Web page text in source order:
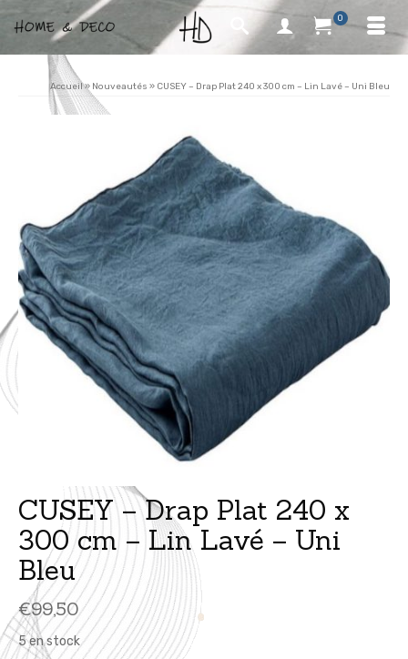
0
Accueil» Nouveautés » CUSEY – Drap Plat 240 x 300 cm – Lin Lavé – Uni Bleu
CUSEY – Drap Plat 240 x
300 cm – Lin Lavé – Uni
Bleu
€99,50
5 en stock